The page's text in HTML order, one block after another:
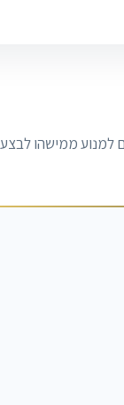
למנוע ממישהו